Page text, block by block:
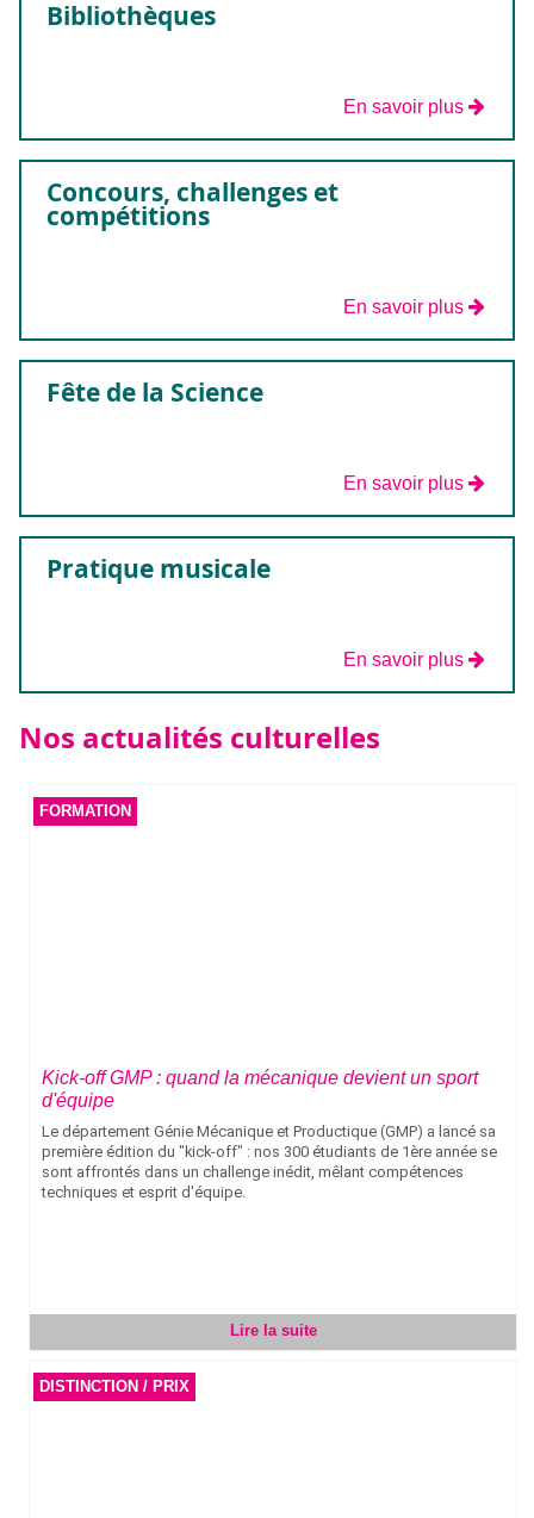
Bibliothèques
En savoir plus
Concours, challenges et
compétitions
En savoir plus
Fête de la Science
En savoir plus
Pratique musicale
En savoir plus
Nos actualités culturelles
FORMATION
Kick-off GMP : quand la mécanique devient un sport
d'équipe
Le département Génie Mécanique et Productique (GMP) a lancé sa
première édition du "kick-off" : nos 300 étudiants de 1ère année se
sont affrontés dans un challenge inédit, mêlant compétences
techniques et esprit d'équipe.
Lire la suite
DISTINCTION / PRIX